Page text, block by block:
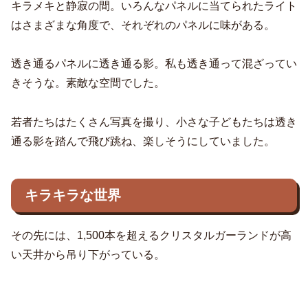
キラメキと静寂の間。いろんなパネルに当てられたライト
はさまざまな角度で、それぞれのパネルに味がある。
透き通るパネルに透き通る影。私も透き通って混ざってい
きそうな。素敵な空間でした。
若者たちはたくさん写真を撮り、小さな子どもたちは透き
通る影を踏んで飛び跳ね、楽しそうにしていました。
キラキラな世界
その先には、1,500本を超えるクリスタルガーランドが高
い天井から吊り下がっている。